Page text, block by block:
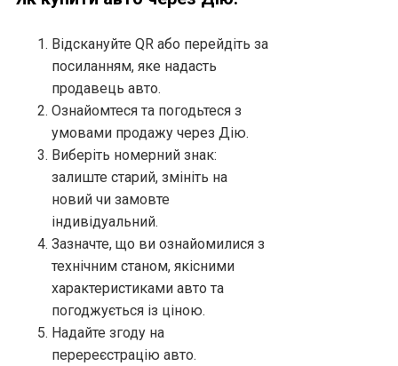
Відскануйте QR або перейдіть за
посиланням, яке надасть
продавець авто.
Ознайомтеся та погодьтеся з
умовами продажу через Дію.
Виберіть номерний знак:
залиште старий, змініть на
новий чи замовте
індивідуальний.
Зазначте, що ви ознайомилися з
технічним станом, якісними
характеристиками авто та
погоджується із ціною.
Надайте згоду на
перереєстрацію авто.